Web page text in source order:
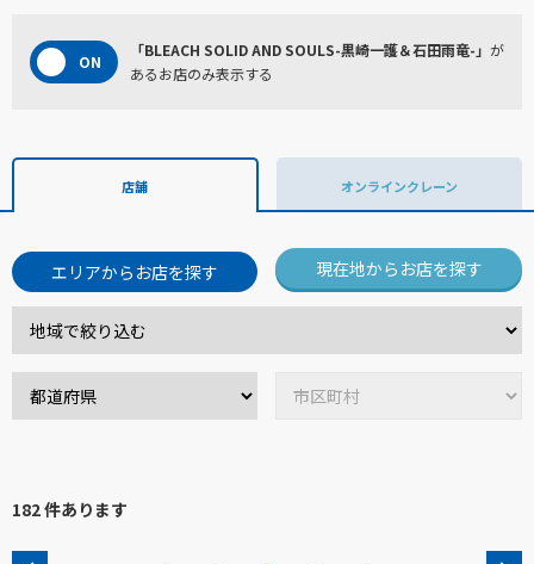
「BLEACH SOLID AND SOULS-黒崎一護＆石田雨竜-」 が
あるお店のみ表示する
店舗 オンラインクレーン
エリアからお店を探す 現在地からお店を探す
182 件あります